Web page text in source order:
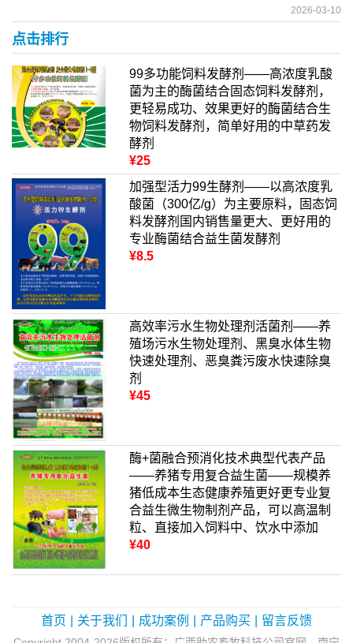
2026-03-10
点击排行
99多功能饲料发酵剂——高浓度乳酸
菌为主的酶菌结合固态饲料发酵剂，
更轻易成功、效果更好的酶菌结合生
物饲料发酵剂，简单好用的中草药发
酵剂
¥25
加强型活力99生酵剂——以高浓度乳
酸菌（300亿/g）为主要原料，固态饲
料发酵剂国内销售量更大、更好用的
专业酶菌结合益生菌发酵剂
¥8.5
高效率污水生物处理剂活菌剂——养
殖场污水生物处理剂、黑臭水体生物
快速处理剂、恶臭粪污废水快速除臭
剂
¥45
酶+菌融合预消化技术典型代表产品
——养猪专用复合益生菌——规模养
猪低成本生态健康养殖更好更专业复
合益生微生物制剂产品，可以高温制
粒、直接加入饲料中、饮水中添加
¥40
首页 关于我们 成功案例 产品购买 留言反馈